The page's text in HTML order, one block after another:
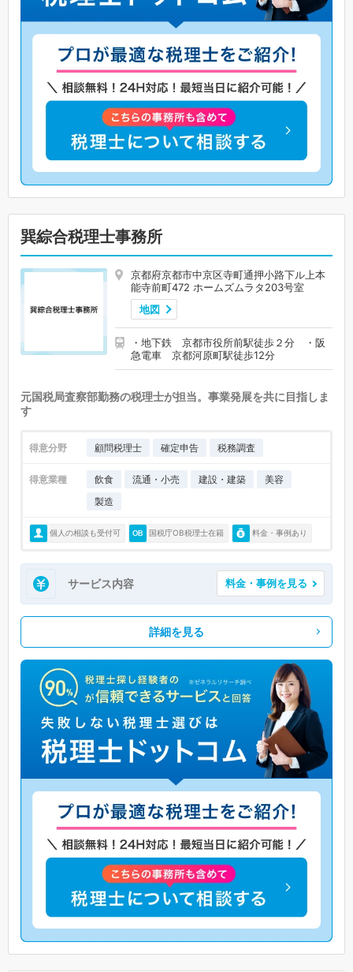
巽綜合税理士事務所
京都府京都市中京区寺町通押小路下ル上本
能寺前町472 ホームズムラタ203号室
地図
・地下鉄 京都市役所前駅徒歩２分 ・阪
急電車 京都河原町駅徒歩12分
元国税局査察部勤務の税理士が担当。事業発展を共に目指しま
す
得意分野 顧問税理士 確定申告 税務調査
得意業種 飲食 流通・小売 建設・建築
美容
製造
個人の相談も受付可 国税庁OB税理士在籍 料金・事例あり
サービス内容 料金・事例を見る
詳細を見る